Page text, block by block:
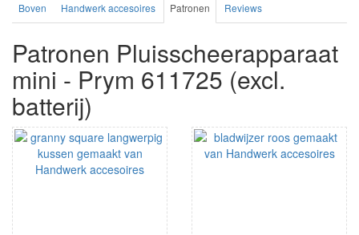
Boven Handwerk accesoires Patronen Reviews
Patronen Pluisscheerapparaat
mini - Prym 611725 (excl.
batterij)